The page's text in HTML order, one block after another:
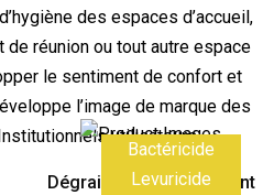
des espaces d’accueil,
de réunion ou tout autre espace
le sentiment de confort et
l’image de marque des
utilisateurs.
Bactéricide
Levuricide
Dégraissant Désinfectant